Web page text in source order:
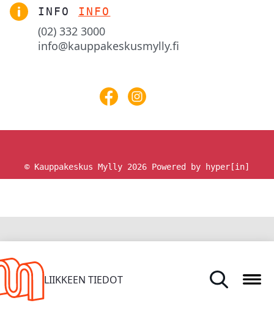
ETUSIVU
TARJOUKSET JA UUTUUDET
LIIKKEEN TIEDOT
INFO INFO
(02) 332 3000
info@kauppakeskusmylly.fi
© Kauppakeskus Mylly 2026 Powered by hyper[in]